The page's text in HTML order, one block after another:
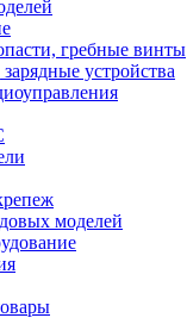
гребные винты
устройства
моделей